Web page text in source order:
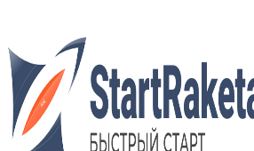
содержимому